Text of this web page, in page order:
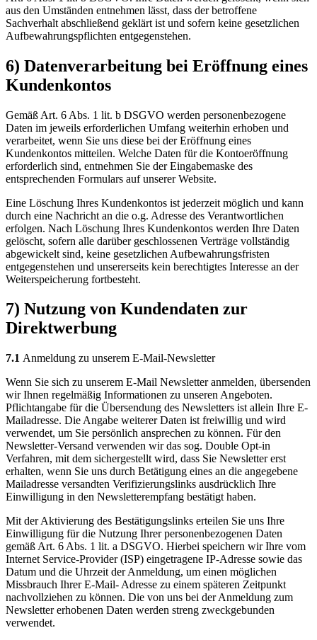
aus den Umständen entnehmen lässt, dass der betroffene
Sachverhalt abschließend geklärt ist und sofern keine gesetzlichen
Aufbewahrungspflichten entgegenstehen.
6) Datenverarbeitung bei Eröffnung eines
Kundenkontos
Gemäß Art. 6 Abs. 1 lit. b DSGVO werden personenbezogene
Daten im jeweils erforderlichen Umfang weiterhin erhoben und
verarbeitet, wenn Sie uns diese bei der Eröffnung eines
Kundenkontos mitteilen. Welche Daten für die Kontoeröffnung
erforderlich sind, entnehmen Sie der Eingabemaske des
entsprechenden Formulars auf unserer Website.
Eine Löschung Ihres Kundenkontos ist jederzeit möglich und kann
durch eine Nachricht an die o.g. Adresse des Verantwortlichen
erfolgen. Nach Löschung Ihres Kundenkontos werden Ihre Daten
gelöscht, sofern alle darüber geschlossenen Verträge vollständig
abgewickelt sind, keine gesetzlichen Aufbewahrungsfristen
entgegenstehen und unsererseits kein berechtigtes Interesse an der
Weiterspeicherung fortbesteht.
7) Nutzung von Kundendaten zur
Direktwerbung
7.1 Anmeldung zu unserem E-Mail-Newsletter
Wenn Sie sich zu unserem E-Mail Newsletter anmelden, übersenden
wir Ihnen regelmäßig Informationen zu unseren Angeboten.
Pflichtangabe für die Übersendung des Newsletters ist allein Ihre E-
Mailadresse. Die Angabe weiterer Daten ist freiwillig und wird
verwendet, um Sie persönlich ansprechen zu können. Für den
Newsletter-Versand verwenden wir das sog. Double Opt-in
Verfahren, mit dem sichergestellt wird, dass Sie Newsletter erst
erhalten, wenn Sie uns durch Betätigung eines an die angegebene
Mailadresse versandten Verifizierungslinks ausdrücklich Ihre
Einwilligung in den Newsletterempfang bestätigt haben.
Mit der Aktivierung des Bestätigungslinks erteilen Sie uns Ihre
Einwilligung für die Nutzung Ihrer personenbezogenen Daten
gemäß Art. 6 Abs. 1 lit. a DSGVO. Hierbei speichern wir Ihre vom
Internet Service-Provider (ISP) eingetragene IP-Adresse sowie das
Datum und die Uhrzeit der Anmeldung, um einen möglichen
Missbrauch Ihrer E-Mail- Adresse zu einem späteren Zeitpunkt
nachvollziehen zu können. Die von uns bei der Anmeldung zum
Newsletter erhobenen Daten werden streng zweckgebunden
verwendet.